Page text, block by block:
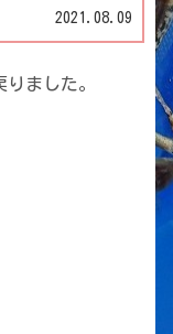
につれて今まで使ってい
か購入。 クールライン
2021.08.09
ました。